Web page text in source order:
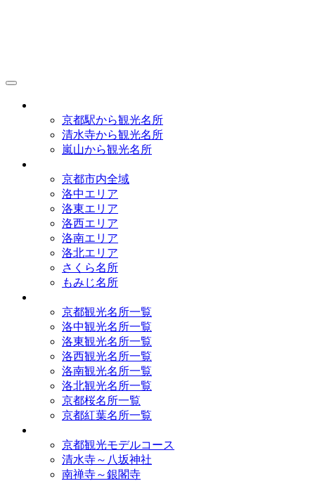
京都駅から観光名所
清水寺から観光名所
嵐山から観光名所
京都市内全域
洛中エリア
洛東エリア
洛西エリア
洛南エリア
洛北エリア
さくら名所
もみじ名所
京都観光名所一覧
洛中観光名所一覧
洛東観光名所一覧
洛西観光名所一覧
洛南観光名所一覧
洛北観光名所一覧
京都桜名所一覧
京都紅葉名所一覧
京都観光モデルコース
清水寺～八坂神社
南禅寺～銀閣寺